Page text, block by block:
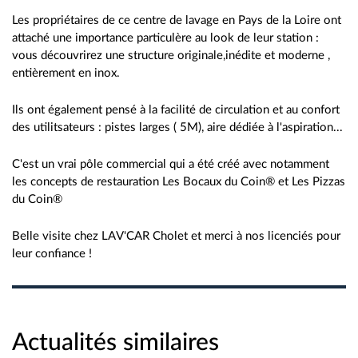
Les propriétaires de ce centre de lavage en Pays de la Loire ont
attaché une importance particulère au look de leur station :
vous découvrirez une structure originale,inédite et moderne ,
entièrement en inox.
Ils ont également pensé à la facilité de circulation et au confort
des utilitsateurs : pistes larges ( 5M), aire dédiée à l'aspiration...
C'est un vrai pôle commercial qui a été créé avec notamment
les concepts de restauration Les Bocaux du Coin® et Les Pizzas
du Coin®
Belle visite chez LAV'CAR Cholet et merci à nos licenciés pour
leur confiance !
Actualités similaires